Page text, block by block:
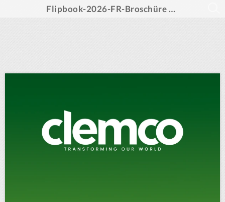
Flipbook-2026-FR-Broschüre A-Z